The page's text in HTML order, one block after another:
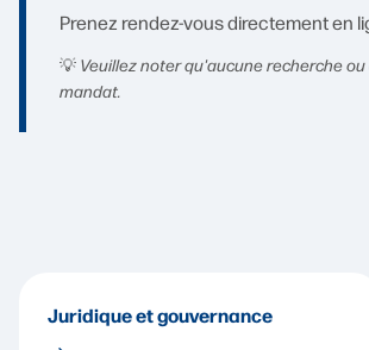
Prenez rendez-vous directement en
💡 Veuillez noter qu'aucune recherche
mandat.
Juridique et gouvernance